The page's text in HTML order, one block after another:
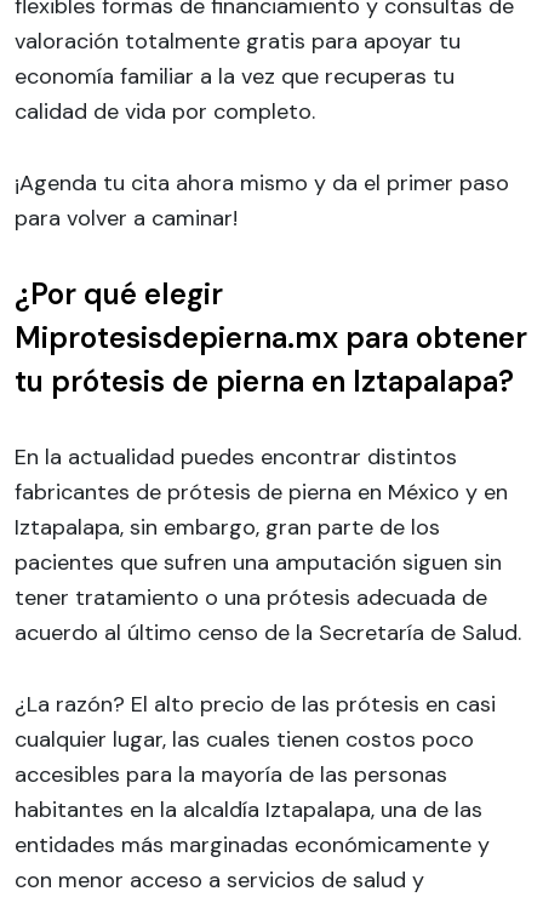
flexibles formas de financiamiento y consultas de
valoración totalmente gratis para apoyar tu
economía familiar a la vez que recuperas tu
calidad de vida por completo.
¡Agenda tu cita ahora mismo y da el primer paso
para volver a caminar!
¿Por qué elegir
Miprotesisdepierna.mx para obtener
tu prótesis de pierna en Iztapalapa?
En la actualidad puedes encontrar distintos
fabricantes de prótesis de pierna en México y en
Iztapalapa, sin embargo, gran parte de los
pacientes que sufren una amputación siguen sin
tener tratamiento o una prótesis adecuada de
acuerdo al último censo de la Secretaría de Salud.
¿La razón? El alto precio de las prótesis en casi
cualquier lugar, las cuales tienen costos poco
accesibles para la mayoría de las personas
habitantes en la alcaldía Iztapalapa, una de las
entidades más marginadas económicamente y
con menor acceso a servicios de salud y